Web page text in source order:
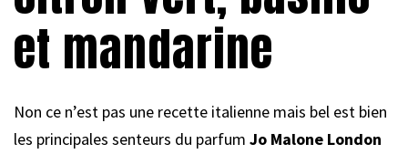
et mandarine
Non ce n’est pas une recette italienne mais bel est bien
les principales senteurs du parfum Jo Malone London